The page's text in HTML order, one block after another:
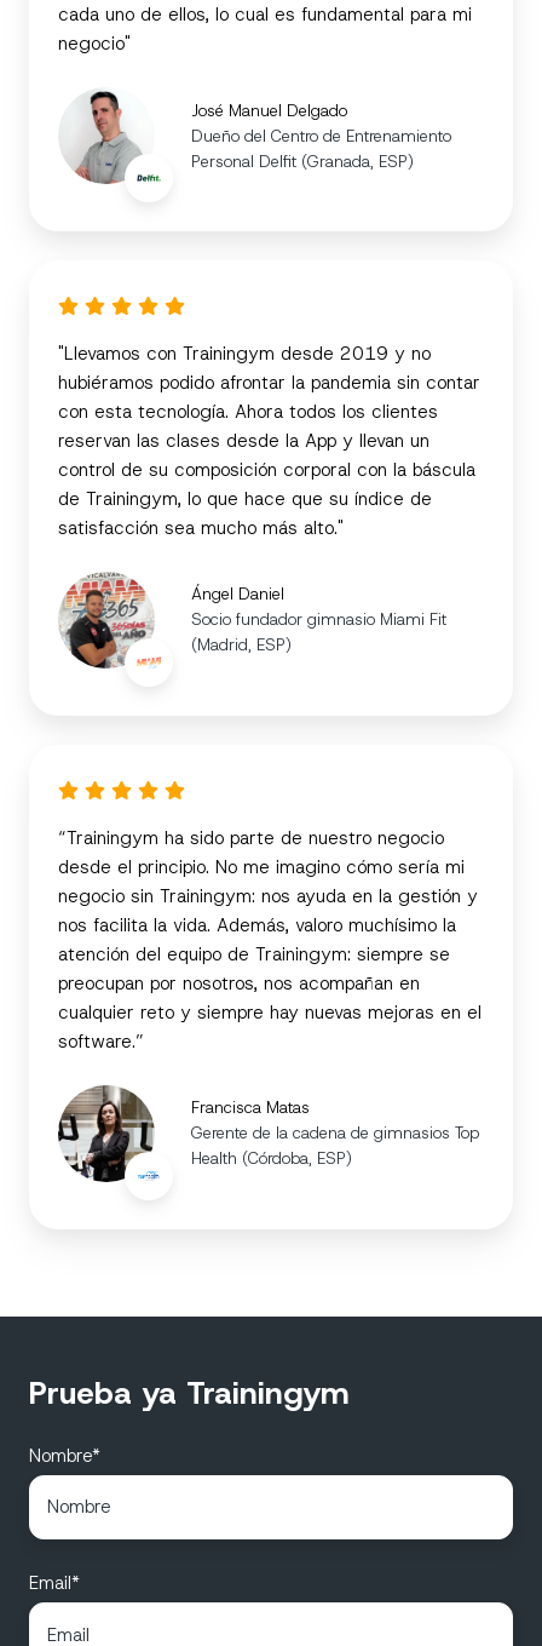
cada uno de ellos, lo cual es fundamental para mi
negocio"
José Manuel Delgado
Dueño del Centro de Entrenamiento
Personal Delfit (Granada, ESP)
"Llevamos con Trainingym desde 2019 y no
hubiéramos podido afrontar la pandemia sin contar
con esta tecnología. Ahora todos los clientes
reservan las clases desde la App y llevan un
control de su composición corporal con la báscula
de Trainingym, lo que hace que su índice de
satisfacción sea mucho más alto."
Ángel Daniel
Socio fundador gimnasio Miami Fit
(Madrid, ESP)
“Trainingym ha sido parte de nuestro negocio
desde el principio. No me imagino cómo sería mi
negocio sin Trainingym: nos ayuda en la gestión y
nos facilita la vida. Además, valoro muchísimo la
atención del equipo de Trainingym: siempre se
preocupan por nosotros, nos acompañan en
cualquier reto y siempre hay nuevas mejoras en el
software.”
Francisca Matas
Gerente de la cadena de gimnasios Top
Health (Córdoba, ESP)
Prueba ya Trainingym
Nombre*
Email*